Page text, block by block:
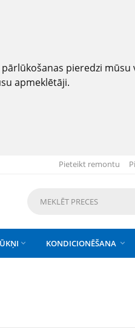
pieredzi
apmeklētāji.
Pieteikt remontu
 KONDICIONĒŠANA 